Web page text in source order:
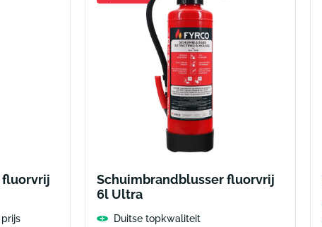
fluorvrij
Schuimbrandblusser fluorvrij
6l Ultra
Duitse topkwaliteit